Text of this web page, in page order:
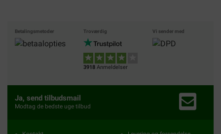
Betalingsmetoder Troværdig
3918 Anmeldelser
Vi sender med
Ja, send tilbudsmail
Modtag de bedste uge tilbud